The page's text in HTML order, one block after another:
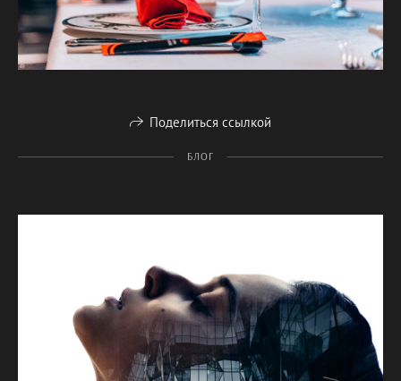
Поделиться ссылкой
БЛОГ